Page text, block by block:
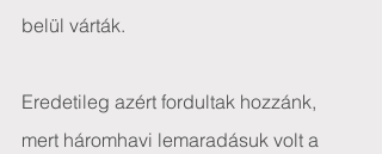
belül várták.
Eredetileg azért fordultak hozzánk,
mert háromhavi lemaradásuk volt a